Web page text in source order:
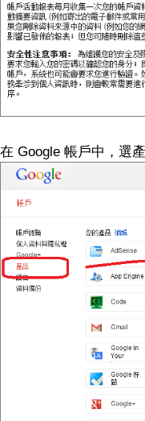
在 Google 帳戶中，選